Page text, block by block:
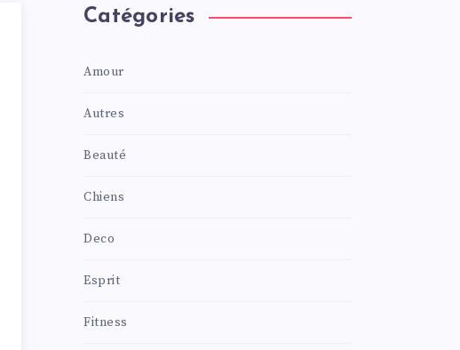
Catégories
Amour
Autres
Beauté
Chiens
Deco
Esprit
Fitness